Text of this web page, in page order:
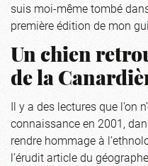
suis moi-même tombé
première édition de mon
Un chien
de la
Il y a des lectures que l’on
connaissance en 2001,
rendre hommage à
l’érudit article du